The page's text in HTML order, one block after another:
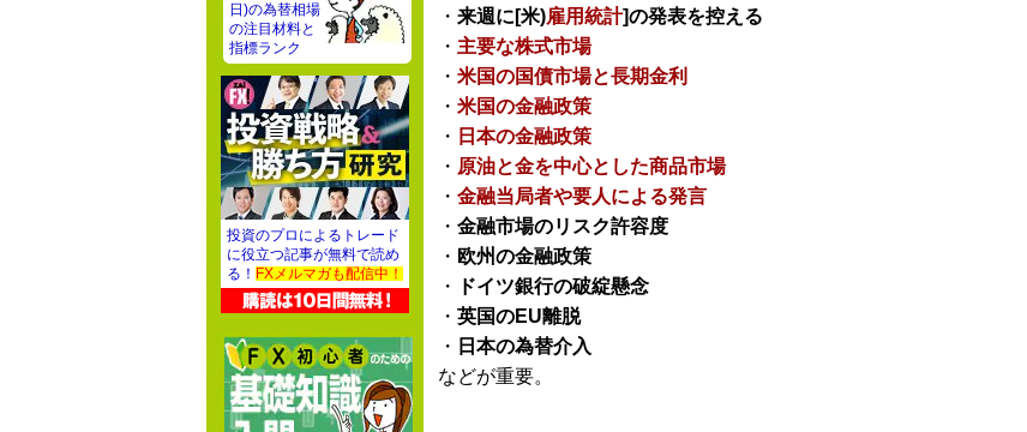
・ 来週に[米)雇用統計]の発表を控える
・ 主要な株式市場
・ 米国の国債市場と長期金利
・ 米国の金融政策
・ 日本の金融政策
・ 原油と金を中心とした商品市場
・ 金融当局者や要人による発言
・ 金融市場のリスク許容度
・ 欧州の金融政策
・
ドイツ銀行の破綻懸念
・ 英国のEU離脱
・ 日本の為替介入
などが重要。
日)の為替相場
の注目材料と
指標ランク
投資のプロによるトレード
に役立つ記事が無料で読め
る！ FXメルマガも配信中！